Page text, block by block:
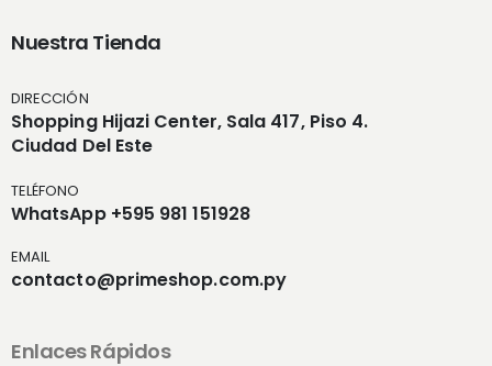
Nuestra Tienda
DIRECCIÓN
Shopping Hijazi Center, Sala 417, Piso 4.
Ciudad Del Este
TELÉFONO
WhatsApp +595 981 151928
EMAIL
contacto@primeshop.com.py
Enlaces Rápidos